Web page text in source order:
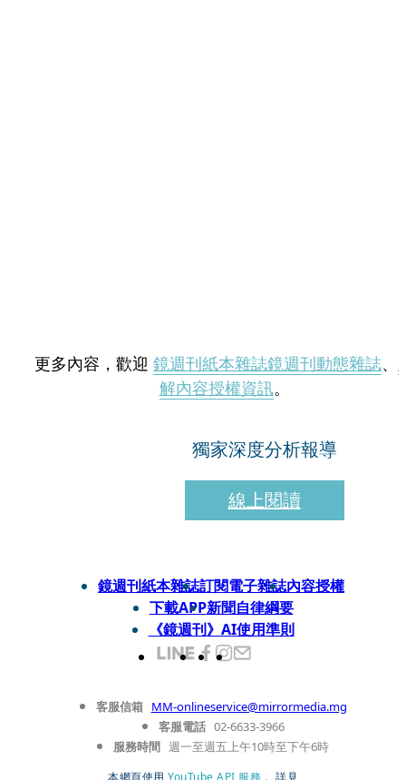
更多內容，歡迎 鏡週刊紙本雜誌鏡週刊動態雜誌、
解內容授權資訊。
獨家深度分析報導
線上閱讀
鏡週刊紙本雜誌訂閱電子雜誌內容授權
下載APP新聞自律綱要
《鏡週刊》AI使用準則
客服信箱 MM-onlineservice@mirrormedia.mg
客服電話 02-6633-3966
服務時間 週一至週五上午10時至下午6時